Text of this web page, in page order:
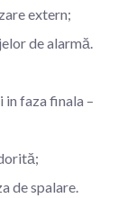
extern;
de alarmă.
faza finala –
spalare.